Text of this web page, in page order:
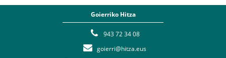
Goierriko Hitza
943 72 34 08
goierri@hitza.eus